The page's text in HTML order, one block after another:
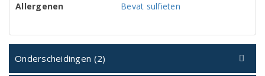
Allergenen
Bevat sulfieten
Onderscheidingen (2)